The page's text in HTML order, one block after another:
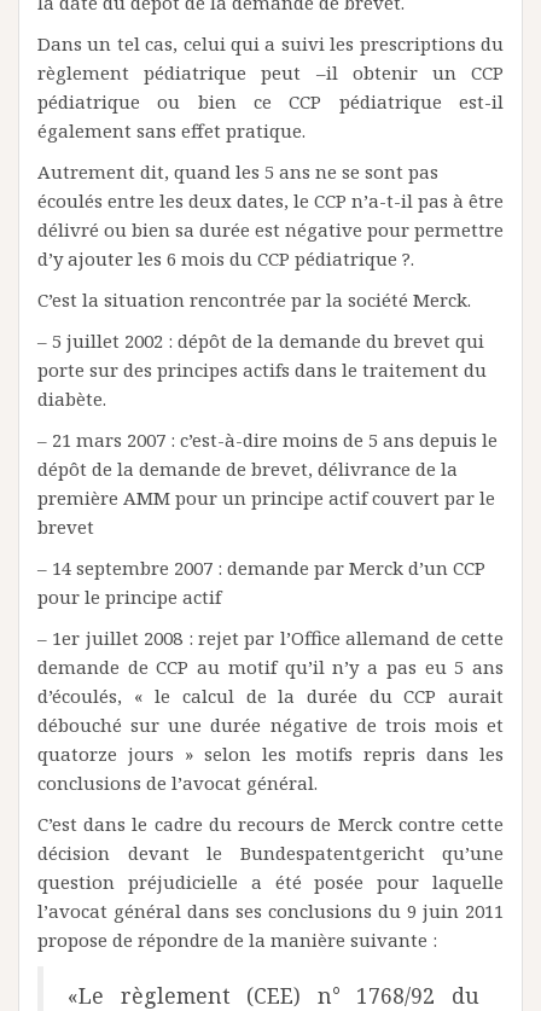
Dans un tel cas, celui qui a suivi les prescriptions du
règlement pédiatrique peut –il obtenir un CCP
pédiatrique ou bien ce CCP pédiatrique est-il
également sans effet pratique.
Autrement dit, quand les 5 ans ne se sont pas
écoulés entre les deux dates, le CCP n’a-t-il pas à être
délivré ou bien sa durée est négative pour permettre
d’y ajouter les 6 mois du CCP pédiatrique ?.
C’est la situation rencontrée par la société Merck.
– 5 juillet 2002 : dépôt de la demande du brevet qui
porte sur des principes actifs dans le traitement du
diabète.
– 21 mars 2007 : c’est-à-dire moins de 5 ans depuis le
dépôt de la demande de brevet, délivrance de la
première AMM pour un principe actif couvert par le
brevet
– 14 septembre 2007 : demande par Merck d’un CCP
pour le principe actif
– 1er juillet 2008 : rejet par l’Office allemand de cette
demande de CCP au motif qu’il n’y a pas eu 5 ans
d’écoulés, « le calcul de la durée du CCP aurait
débouché sur une durée négative de trois mois et
quatorze jours » selon les motifs repris dans les
conclusions de l’avocat général.
C’est dans le cadre du recours de Merck contre cette
décision devant le Bundespatentgericht qu’une
question préjudicielle a été posée pour laquelle
l’avocat général dans ses conclusions du 9 juin 2011
propose de répondre de la manière suivante :
«Le règlement (CEE) n° 1768/92 du